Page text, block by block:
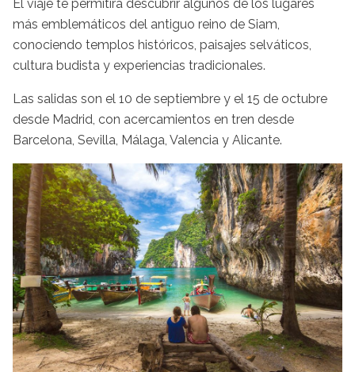
El viaje te permitirá descubrir algunos de los lugares
más emblemáticos del antiguo reino de Siam,
conociendo templos históricos, paisajes selváticos,
cultura budista y experiencias tradicionales.
Las salidas son el 10 de septiembre y el 15 de octubre
desde Madrid, con acercamientos en tren desde
Barcelona, Sevilla, Málaga, Valencia y Alicante.